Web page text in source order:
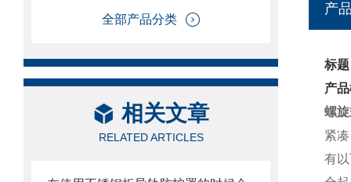
全部产品分类
相关文章
RELATED ARTICLES
产
标
产
螺
紧
有